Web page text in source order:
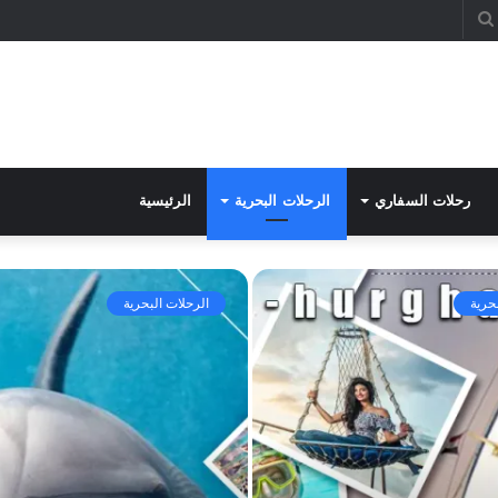
بحث
رحلات السفاري الرحلات البحرية الرئيسية
الرحلات البحرية